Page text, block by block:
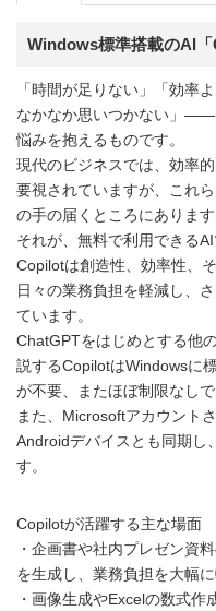
Windows標準搭載のAI
「時間が足りない」「効率
なかなか思いつかない」――
悩みを抱えるものです。
現代のビジネスでは、効率
要視されていますが、これ
の手の届くところにあります
それが、無料で利用できる
Copilotは創造性、効率性、
日々の業務負担を軽減し、
ています。
ChatGPTをはじめとする他
説するCopilotはWindowsに
が不要、またほぼ制限なし
また、Microsoftアカウント
Androidデバイスとも同期し
す。
Copilotが活躍する主な場面
・企画書や社内プレゼン資
を生成し、業務負担を大幅
・画像生成やExcelの数式